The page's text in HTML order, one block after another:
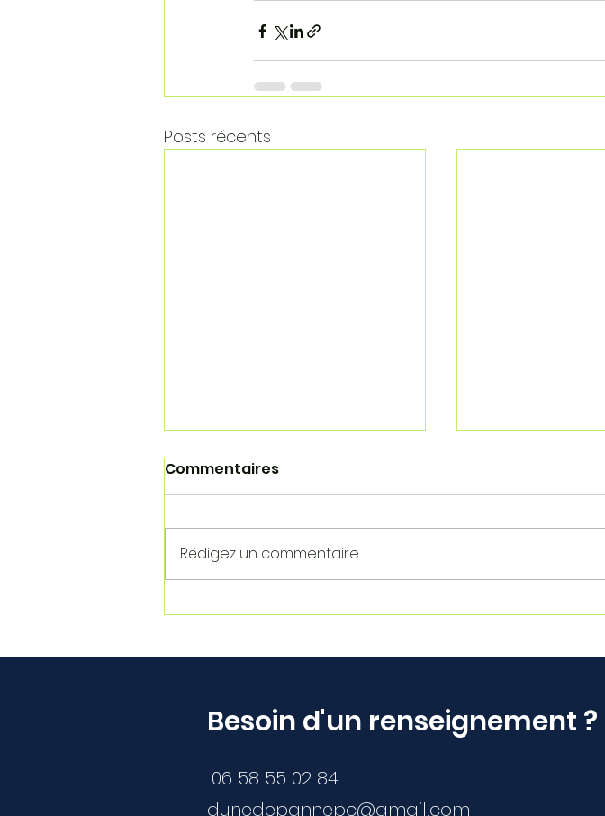
Posts récents
Crédit d'impôt
comment économiser
dépannage ?
Ordinateur
Les conseils
Commentaires
Rédigez un commentaire...
Besoin d'un renseignement ?
06 58 55 02 84
dunedepannepc@gmail.com